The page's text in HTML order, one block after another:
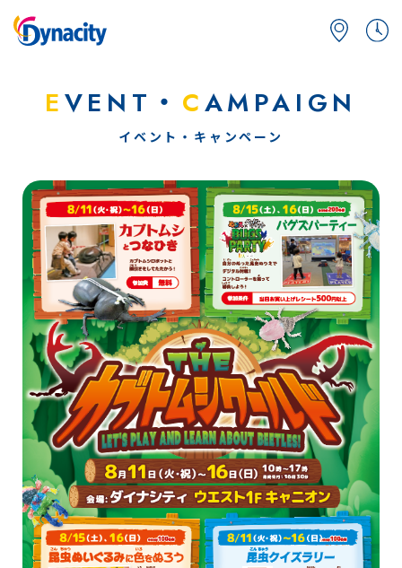
EVENT・ CAMPAIGN
イベント・キャンペーン